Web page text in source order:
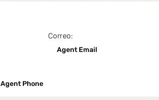
Correo:
Agent Email
Agent Phone